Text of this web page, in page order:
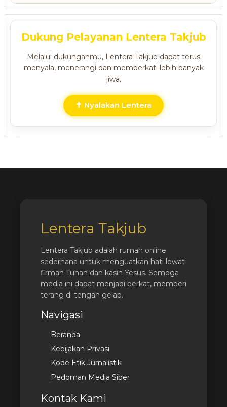
Dukung Pelayanan Lentera Takjub
Melalui dukunganmu, Lentera Takjub dapat terus
menyala, menerangi dan memberkati lebih banyak
jiwa.
✝ Nyalakan Lentera
Lentera Takjub
Lentera Takjub adalah rumah online
sederhana untuk menguatkan hati lewat
firman Tuhan dan kasih Yesus. Semoga
media ini dapat menjadi berkat, memberi
terang di tengah gelap.
Navigasi
Beranda
Kebijakan Privasi
Kode Etik Jurnalistik
Pedoman Media Siber
Kontak Kami